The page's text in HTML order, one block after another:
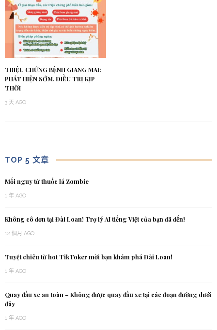
TRIỆU CHỨNG BỆNH GIANG MAI:
PHÁT HIỆN SỚM, ĐIỀU TRỊ KỊP
THỜI
3 天 AGO
TOP 5 文章
Mối nguy từ thuốc lá Zombie
1 年 AGO
Không cô đơn tại Đài Loan! Trợ lý AI tiếng Việt của bạn đã đến!
12 個月 AGO
Tuyệt chiêu từ hot TikToker mời bạn khám phá Đài Loan!
1 年 AGO
Quay đầu xe an toàn – Không được quay đầu xe tại các đoạn đường dưới
đây
1 年 AGO